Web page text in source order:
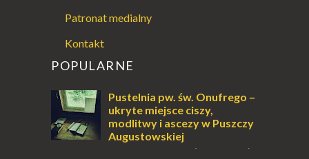
Patronat medialny
Kontakt
POPULARNE
Pustelnia pw. św. Onufrego –
ukryte miejsce ciszy,
modlitwy i ascezy w Puszczy
Augustowskiej
Dla jednych to może wydawać